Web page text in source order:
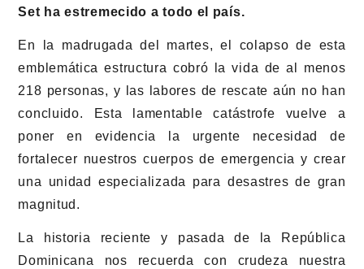
Set ha estremecido a todo el país.
En la madrugada del martes, el colapso de esta
emblemática estructura cobró la vida de al menos
218 personas, y las labores de rescate aún no han
concluido. Esta lamentable catástrofe vuelve a
poner en evidencia la urgente necesidad de
fortalecer nuestros cuerpos de emergencia y crear
una unidad especializada para desastres de gran
magnitud.
La historia reciente y pasada de la República
Dominicana nos recuerda con crudeza nuestra